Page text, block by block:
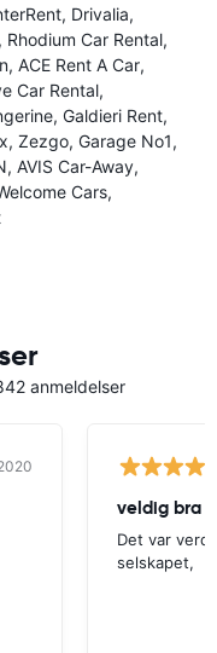
Drivalia
Rhodium Car Rental
ACE Rent A Car
Car Rental
Galdieri Rent
Zezgo Garage No1
AVIS Car-Away
Cars
anmeldelser
veldig bra
Det var
selskapet,